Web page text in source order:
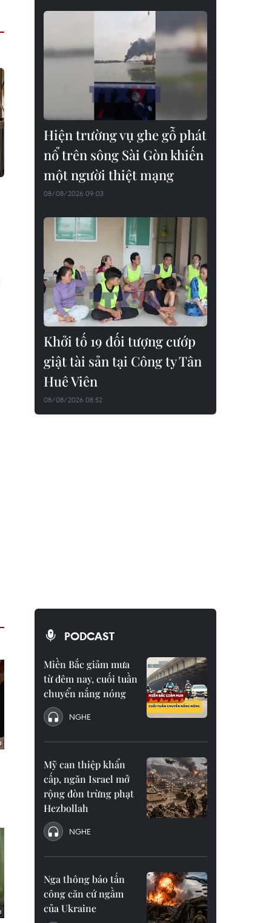
Hiện trường vụ ghe gỗ phát
nổ trên sông Sài Gòn khiến
một người thiệt mạng
08/08/2026 09:03
Khởi tố 19 đối tượng cướp
giật tài sản tại Công ty Tân
Huê Viên
08/08/2026 08:52
PODCAST
Miền Bắc giảm mưa
từ đêm nay, cuối tuần
chuyển nắng nóng
NGHE
Mỹ can thiệp khẩn
cấp, ngăn Israel mở
rộng đòn trừng phạt
Hezbollah
NGHE
Nga thông báo tấn
công căn cứ ngầm
của Ukraine